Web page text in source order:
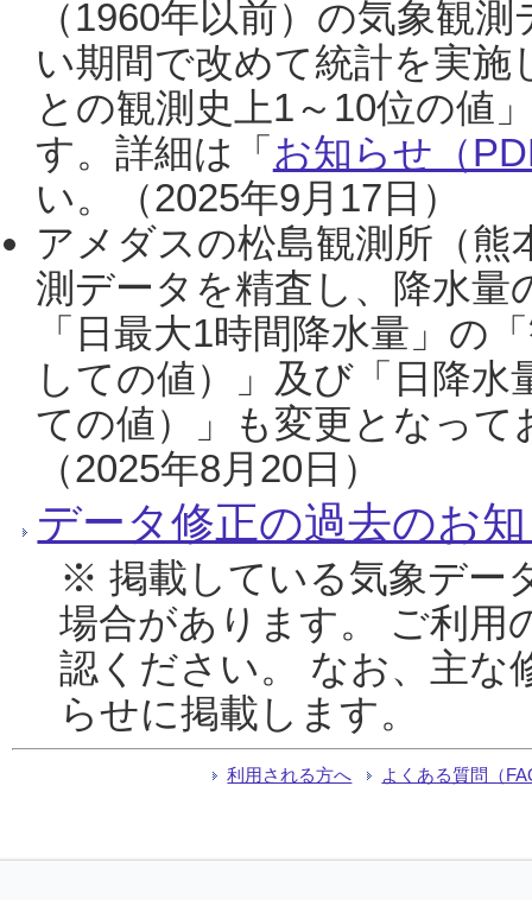
（1960年以前）の気象観
い期間で改めて統計を実
との観測史上1～10位の値
す。詳細は「 お知らせ（
い。（2025年9月17日）
アメダスの松島観測所（熊
測データを精査し、降水
「日最大1時間降水量」の
しての値）」及び「日降
ての値）」も変更となっ
（2025年8月20日）
データ修正の過去のお
※ 掲載している気象デー
場合があります。 ご利用
認ください。 なお、主な
らせに掲載します。
利用される方へ よくある質問（